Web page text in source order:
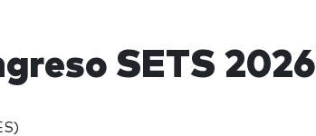
SETS 2026